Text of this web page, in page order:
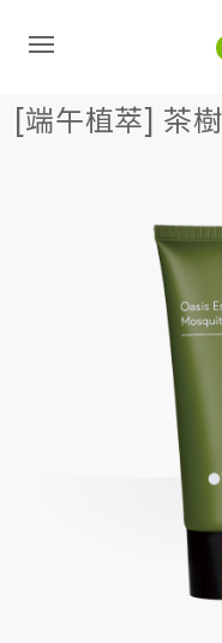
居家生活HOME系列
[端午植萃] 茶樹禦守
[端午植萃] 茶